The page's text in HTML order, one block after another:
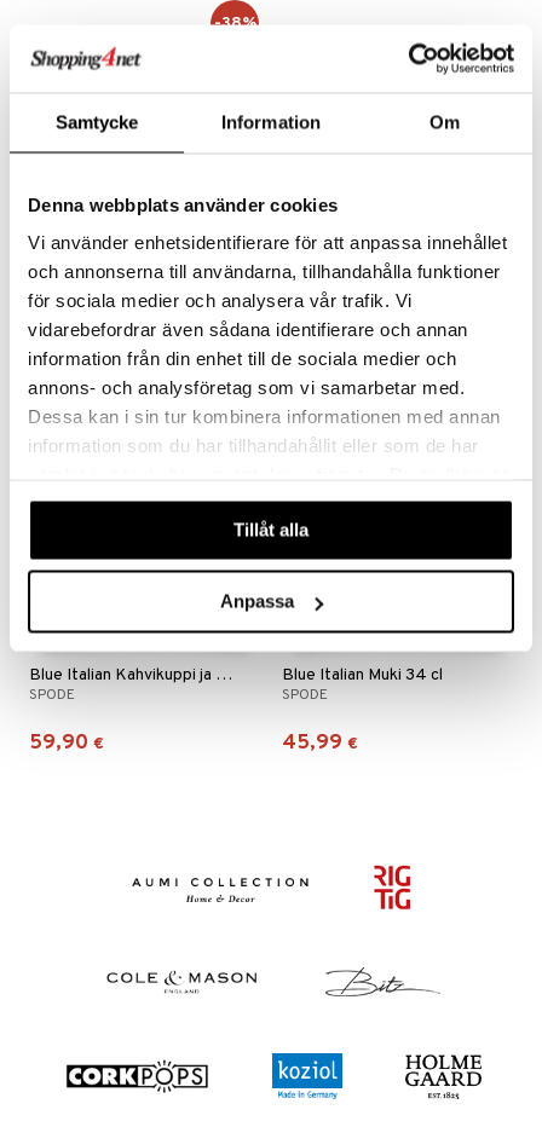
Samtycke Information Om
Denna webbplats använder cookies
Vi använder enhetsidentifierare för att anpassa innehållet
och annonserna till användarna, tillhandahålla funktioner
för sociala medier och analysera vår trafik. Vi
vidarebefordrar även sådana identifierare och annan
information från din enhet till de sociala medier och
annons- och analysföretag som vi samarbetar med.
Dessa kan i sin tur kombinera informationen med annan
information som du har tillhandahållit eller som de har
våra cookies vid fortsatt användande av vår webbplats.
Tillåt alla
Anpassa
Knabstrup Colorit Kuppi
KNABSTRUP KERAMIK
13 € ( 20,99€)
-38%
Design Letters Posliinimuki A-Z
DESIGN LETTERS
alk.14 €
Blue Italian Kahvikuppi ja lautanen
SPODE
59,90 €
Blue Italian Muki 34 cl
SPODE
45,99 €
& Korit
& Tyynyliinat
& Peitot